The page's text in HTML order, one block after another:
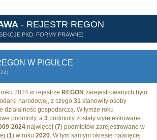
- REJESTR REGON
PKD, FORMY PRAWNE)
W PIGUŁCE
2024 w rejestrze REGON zarejestrowanych było
narodowej, z czego 31 stanowiły osoby
działalność gospodarczą. W tymże roku
podmioty, a 3 podmioty zostały wyrejestrowane.
-2024 najwięcej (7) podmiotów zarejestrowano w
(1) w roku 2020. W tym samym okresie najwięcej